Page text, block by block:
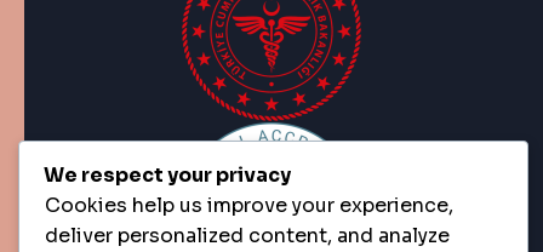
We respect your privacy
Cookies help us improve your experience,
deliver personalized content, and analyze